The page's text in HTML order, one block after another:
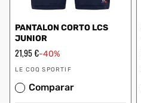
PANTALON CORTO LCS
JUNIOR
Precio
de
oferta
21,95 €-40%
Proveedor:
LE COQ SPORTIF
Comparar